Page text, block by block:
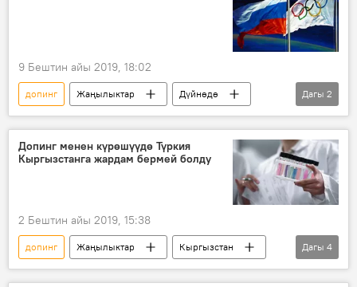
9 Бештин айы 2019, 18:02
допинг Жаңылыктар
Дүйнөдө
Спорт
Россия
Дагы 2
Допинг менен күрөшүүдө Түркия
Кыргызстанга жардам бермей болду
2 Бештин айы 2019, 15:38
допинг Жаңылыктар
Кыргызстан
Спорт
Азербайжан
жаштар
Дагы 4